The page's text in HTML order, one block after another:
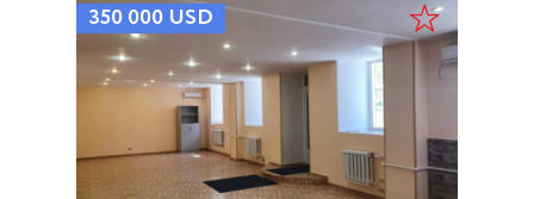
350 000 USD